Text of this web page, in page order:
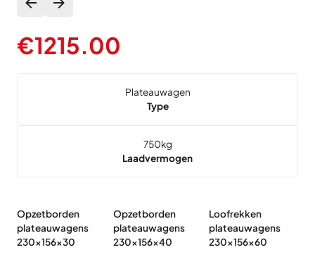
€1215.00
Plateauwagen
Type
750kg
Laadvermogen
Opzetborden
plateauwagens
230x156x30
Opzetborden
plateauwagens
230x156x40
Loofrekken
plateauwagens
230x156x60